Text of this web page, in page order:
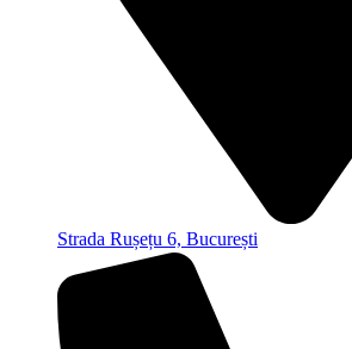
Strada Rușețu 6, București